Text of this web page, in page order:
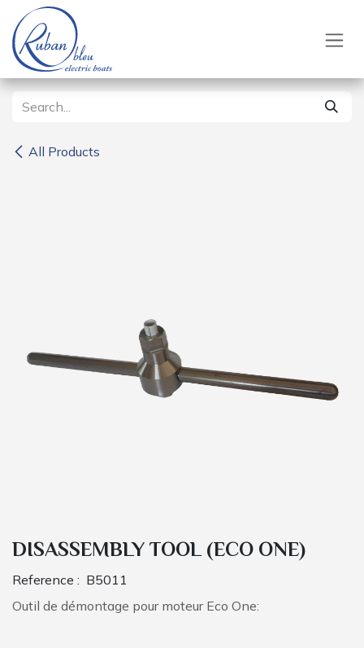
Skip to Content
All Products
DISASSEMBLY TOOL (ECO ONE)
Reference : B5011
Outil de démontage pour moteur Eco One: